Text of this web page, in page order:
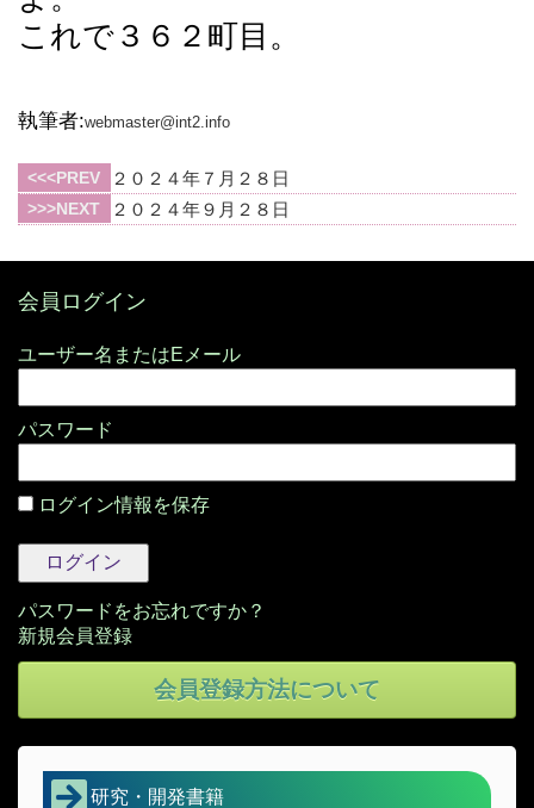
これで３６２町目。
執筆者:webmaster@int2.info
PREV ２０２４年７月２８日
NEXT ２０２４年９月２８日
会員ログイン
パスワード
ログイン情報を保存
パスワードをお忘れですか？
会員登録方法について
研究・開発書籍